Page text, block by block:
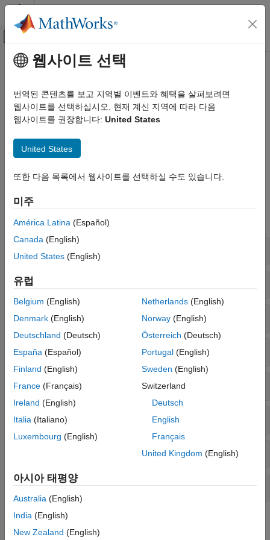
콘텐츠로 바로 가기
오프캔버스 탐색 메뉴 토글
문서 홈
수학
기초 수학
산술 연산
지수와 로그
이산 수학
다항식
특수 함수
주요 콘텐츠
삼각법
라디안 또는 각도를 결과값으로 갖는 사인, 코사인, 관련 함수
MATLAB ®의 삼각 함수는 표준 삼각 함수 값을 라디안 또는 도
각 함수의 역함수 값을 계산합니다.
함수를 사용하여 라디안과 도 간에 변환하거나,
함수
모두 확장
사인
탄젠트
코시컨트
시컨트
코탄젠트
변환
웹사이트 선택
번역된 콘텐츠를 보고 지역별 이벤트와 혜택을 살펴보려면
웹사이트를 선택하십시오. 현재 계신 지역에 따라 다음
웹사이트를 권장합니다: United States
United States
또한 다음 목록에서 웹사이트를 선택하실 수도 있습니다.
미주
América Latina (Español)
Canada (English)
United States (English)
유럽
Belgium (English)
Denmark (English)
Deutschland (Deutsch)
España (Español)
Finland (English)
France (Français)
Ireland (English)
Italia (Italiano)
Luxembourg (English)
Netherlands(English)
Norway(English)
Österreich (Deutsch)
Portugal(English)
Sweden (English)
Switzerland
Deutsch
English
Français
United Kingdom (English)
아시아 태평양
Australia (English)
India (English)
New Zealand (English)